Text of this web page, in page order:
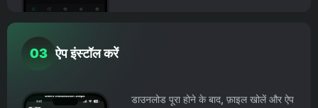
03 ऐप इंस्टॉल करें
डाउनलोड पूरा होने के बाद, फ़ाइल खोलें और ऐप